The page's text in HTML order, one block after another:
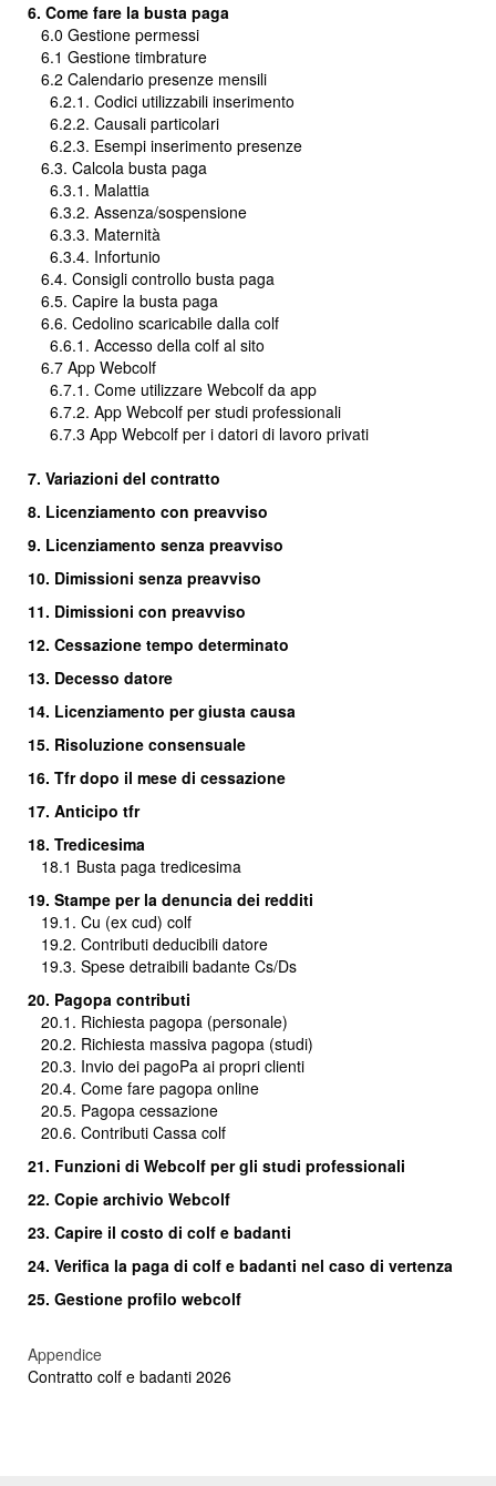
6. Come fare la busta paga
6.0 Gestione permessi
6.1 Gestione timbrature
6.2 Calendario presenze mensili
6.2.1. Codici utilizzabili inserimento
6.2.2. Causali particolari
6.2.3. Esempi inserimento presenze
6.3. Calcola busta paga
6.3.1. Malattia
6.3.2. Assenza/sospensione
6.3.3. Maternità
6.3.4. Infortunio
6.4. Consigli controllo busta paga
6.5. Capire la busta paga
6.6. Cedolino scaricabile dalla colf
6.6.1. Accesso della colf al sito
6.7 App Webcolf
6.7.1. Come utilizzare Webcolf da app
6.7.2. App Webcolf per studi professionali
6.7.3 App Webcolf per i datori di lavoro privati
7. Variazioni del contratto
8. Licenziamento con preavviso
9. Licenziamento senza preavviso
10. Dimissioni senza preavviso
11. Dimissioni con preavviso
12. Cessazione tempo determinato
13. Decesso datore
14. Licenziamento per giusta causa
15. Risoluzione consensuale
16. Tfr dopo il mese di cessazione
17. Anticipo tfr
18. Tredicesima
18.1 Busta paga tredicesima
19. Stampe per la denuncia dei redditi
19.1. Cu (ex cud) colf
19.2. Contributi deducibili datore
19.3. Spese detraibili badante Cs/Ds
20. Pagopa contributi
20.1. Richiesta pagopa (personale)
20.2. Richiesta massiva pagopa (studi)
20.3. Invio dei pagoPa ai propri clienti
20.4. Come fare pagopa online
20.5. Pagopa cessazione
20.6. Contributi Cassa colf
21. Funzioni di Webcolf per gli studi professionali
22. Copie archivio Webcolf
23. Capire il costo di colf e badanti
24. Verifica la paga di colf e badanti nel caso di vertenza
25. Gestione profilo webcolf
Appendice
Contratto colf e badanti 2026